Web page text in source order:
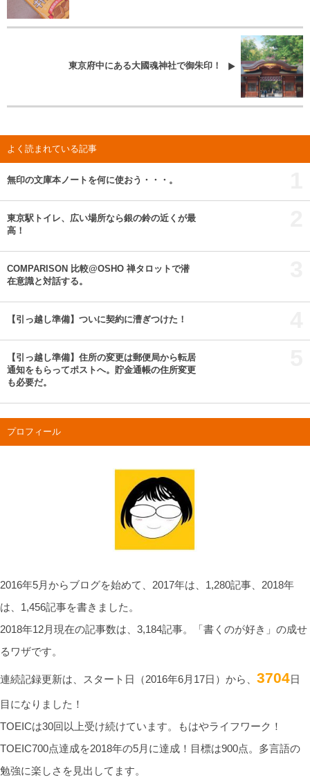
東京府中にある大國魂神社で御朱印！
よく読まれている記事
無印の文庫本ノートを何に使おう・・・。
東京駅トイレ、広い場所なら銀の鈴の近くが最
高！
COMPARISON 比較@OSHO 禅タロットで潜
在意識と対話する。
【引っ越し準備】ついに契約に漕ぎつけた！
【引っ越し準備】住所の変更は郵便局から転居
通知をもらってポストへ。貯金通帳の住所変更
も必要だ。
プロフィール
2016年5月からブログを始めて、2017年は、1,280記事、2018年
は、1,456記事を書きました。
2018年12月現在の記事数は、3,184記事。「書くのが好き」の成せ
るワザです。
連続記録更新は、スタート日（2016年6月17日）から、 3704日
目になりました！
TOEICは30回以上受け続けています。もはやライフワーク！
TOEIC700点達成を2018年の5月に達成！目標は900点。多言語の
勉強に楽しさを見出してます。